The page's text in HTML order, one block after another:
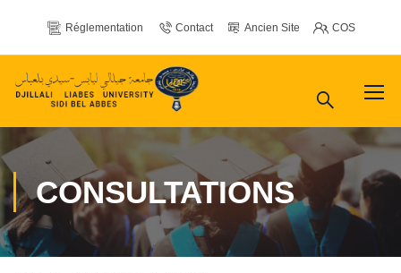
Réglementation Contact Ancien Site COS
CONSULTATIONS